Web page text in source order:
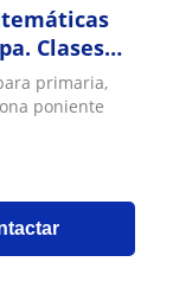
Clases
o a
primaria,
poniente